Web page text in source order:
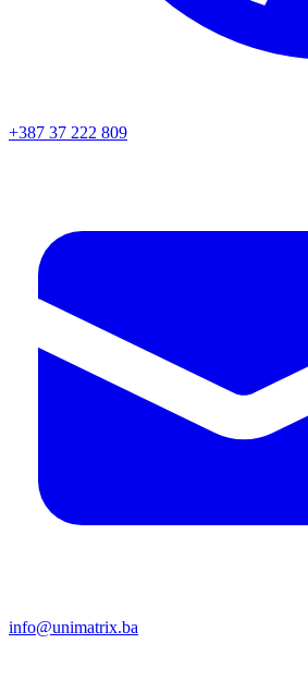
+387 37 222 809
info@unimatrix.ba